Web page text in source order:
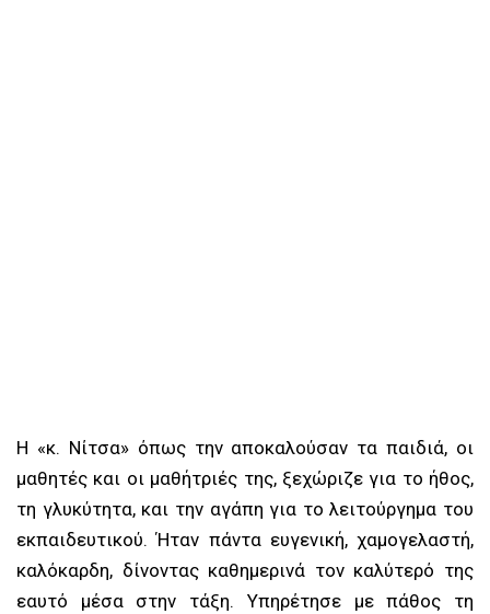
Η «κ. Νίτσα» όπως την αποκαλούσαν τα παιδιά, οι
μαθητές και οι μαθήτριές της, ξεχώριζε για το ήθος,
τη γλυκύτητα, και την αγάπη για το λειτούργημα του
εκπαιδευτικού. Ήταν πάντα ευγενική, χαμογελαστή,
καλόκαρδη, δίνοντας καθημερινά τον καλύτερό της
εαυτό μέσα στην τάξη. Υπηρέτησε με πάθος τη